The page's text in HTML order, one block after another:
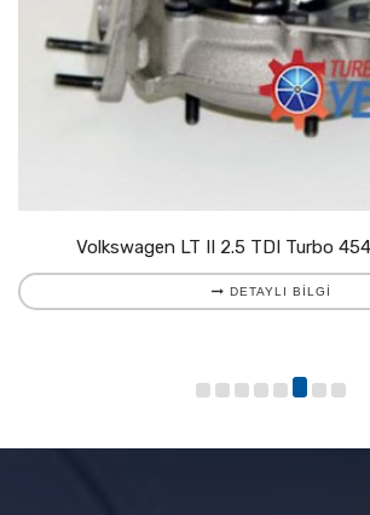
Volkswagen LT II 2.5 TDI Turbo
DETAYLI BILGI